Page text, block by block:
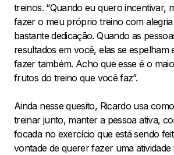
treinos. “Quando eu quero incentivar,
fazer o meu próprio treino com
bastante dedicação. Quando as
resultados em você, elas se espelham
fazer também. Acho que esse é o
frutos do treino que você faz”.
Ainda nesse quesito, Ricardo usa
treinar junto, manter a pessoa ativa,
focada no exercício que está sendo
vontade de querer fazer uma